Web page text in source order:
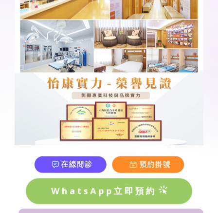
WhatsApp立即預約